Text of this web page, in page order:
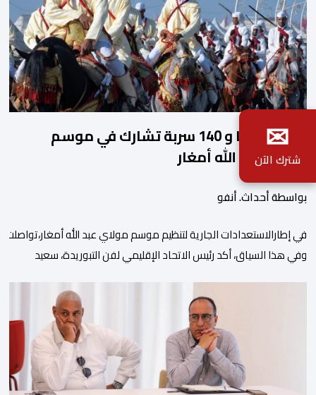
2140 فارسا و 140 سربة تشارك في موسم
مولاي عبد الله أمغار
بواسطة أحداث. أنفو
في إطارالاستعدادات الجارية لتنظيم موسم مولاي عبد الله
وفي هذا السياق، أكد رئيس الاتحاد الإقليمي لفن التبوريدة، سعيد
ولم تخل هذه الدورة من مؤشرات إيجابية على مستوى تنوعالمشاركة،
وتبرز هذه الأرقام الحجم الكبير الذي باتت تعرفه تظاهرةالتبوريدة
ومن المرتقب أن تعرف فعاليات الموسم إقبالا جماهيريا
واسعا،في ظل الشغف الكبير الذي يحظى به فن التبوريدة، باعتبارهأحد
✉
شترك الآن